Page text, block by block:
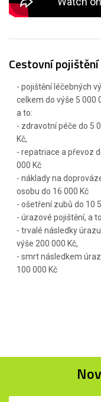
Cestovní pojištění
- pojištění léčebných
celkem do výše 5 000
a to:
- zdravotní péče do 5
Kč,
- repatriace a převoz
000 Kč
- náklady na
osobu do 16 000 Kč
- ošetření zubů do 10
- úrazové pojištění, a
- trvalé následky
výše 200 000 Kč,
- smrt následkem
100 000 Kč